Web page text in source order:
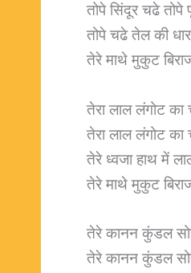
तोपे सिंदूर चढे
तोपे चढे तेल की
तेरे माथे मुकुट
तेरा लाल लंगोट का
तेरा लाल लंगोट का
तेरे ध्वजा हाथ में
तेरे माथे मुकुट
तेरे कानन कुंडल
तेरे कानन कुंडल